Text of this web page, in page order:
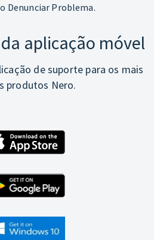
Denunciar Problema.
aplicação móvel
de suporte para os mais
produtos Nero.